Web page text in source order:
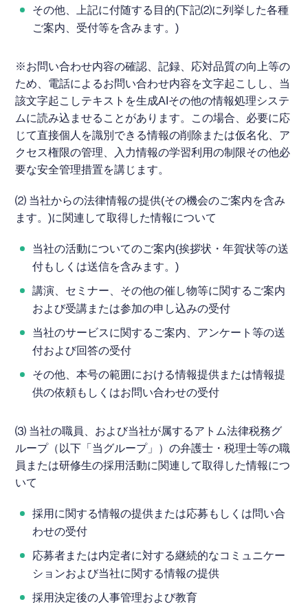
その他、上記に付随する目的(下記⑵に列挙した各種
ご案内、受付等を含みます。)
※お問い合わせ内容の確認、記録、応対品質の向上等の
ため、電話によるお問い合わせ内容を文字起こしし、当
該文字起こしテキストを生成AIその他の情報処理システ
ムに読み込ませることがあります。この場合、必要に応
じて直接個人を識別できる情報の削除または仮名化、ア
クセス権限の管理、入力情報の学習利用の制限その他必
要な安全管理措置を講じます。
⑵ 当社からの法律情報の提供(その機会のご案内を含み
ます。)に関連して取得した情報について
当社の活動についてのご案内(挨拶状・年賀状等の送
付もしくは送信を含みます。)
講演、セミナー、その他の催し物等に関するご案内
および受講または参加の申し込みの受付
当社のサービスに関するご案内、アンケート等の送
付および回答の受付
その他、本号の範囲における情報提供または情報提
供の依頼もしくはお問い合わせの受付
⑶ 当社の職員、および当社が属するアトム法律税務グ
ループ（以下「当グループ」）の弁護士・税理士等の職
員または研修生の採用活動に関連して取得した情報につ
いて
採用に関する情報の提供または応募もしくは問い合
わせの受付
応募者または内定者に対する継続的なコミュニケー
ションおよび当社に関する情報の提供
採用決定後の人事管理および教育